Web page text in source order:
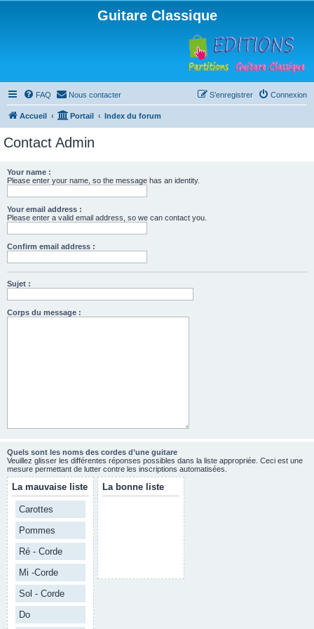
Guitare Classique
FAQ Nous contacter Connexion
S’enregistrer
Accueil Portail Index du forum
Contact Admin
Your name :
Please enter your name, so the message has an identity.
Your email address :
Please enter a valid email address, so we can contact you.
Confirm email address :
Sujet :
Corps du message :
Quels sont les noms des cordes d’une guitare
Veuillez glisser les différentes réponses possibles dans la liste appropriée. Ceci est une
mesure permettant de lutter contre les inscriptions automatisées.
La mauvaise liste
Carottes
Pommes
Ré - Corde
Mi -Corde
Sol - Corde
Do
La bonne liste